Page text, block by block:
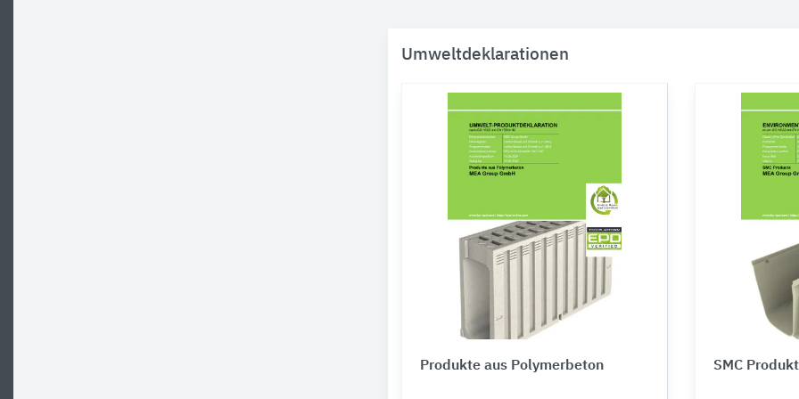
Umweltdeklarationen
Produkte aus Polymerbeton SMC